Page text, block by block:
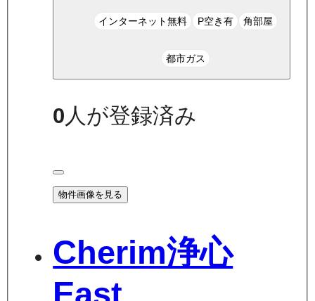
インターネット無料 P空き有 角部屋
都市ガス
0 人が登録済み
物件画像を見る
Cherim浄心
East